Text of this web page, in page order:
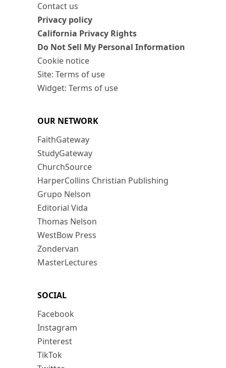
Contact us
Privacy policy
California Privacy Rights
Do Not Sell My Personal Information
Cookie notice
Site: Terms of use
Widget: Terms of use
OUR NETWORK
FaithGateway
StudyGateway
ChurchSource
HarperCollins Christian Publishing
Grupo Nelson
Editorial Vida
Thomas Nelson
WestBow Press
Zondervan
MasterLectures
SOCIAL
Facebook
Instagram
Pinterest
TikTok